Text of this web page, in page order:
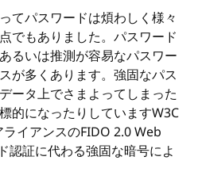
てパスワードは煩わしく様々
でもありました。パスワード
るいは推測が容易なパスワー
が多くあります。強固なパス
ータ上でさまよってしまった
的になったりしていますW3C
イアンスのFIDO 2.0 Web
認証に代わる強固な暗号によ